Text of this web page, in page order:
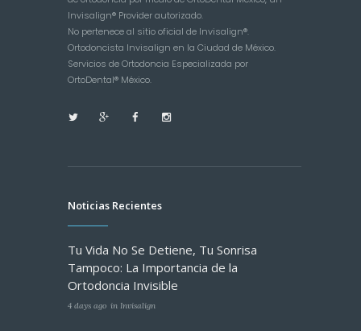
Invisalign® Provider autorizado.
No pertenece al sitio oficial de Invisalign®.
Ortodoncista Invisalign en la Ciudad de México.
Servicios de Ortodoncia Especializada por
OrtoDental® México.
Noticias Recientes
Tu Vida No Se Detiene, Tu Sonrisa
Tampoco: La Importancia de la
Ortodoncia Invisible
4 days ago in Invisalign